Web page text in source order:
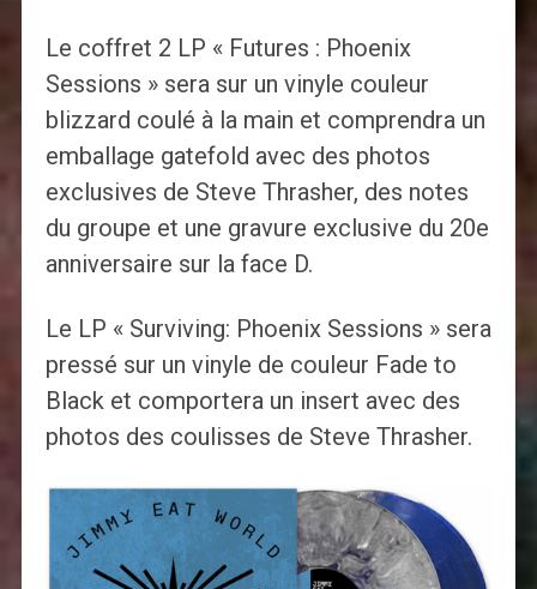
Le coffret 2 LP « Futures : Phoenix
Sessions » sera sur un vinyle couleur
blizzard coulé à la main et comprendra un
emballage gatefold avec des photos
exclusives de Steve Thrasher, des notes
du groupe et une gravure exclusive du 20e
anniversaire sur la face D.
Le LP « Surviving: Phoenix Sessions » sera
pressé sur un vinyle de couleur Fade to
Black et comportera un insert avec des
photos des coulisses de Steve Thrasher.